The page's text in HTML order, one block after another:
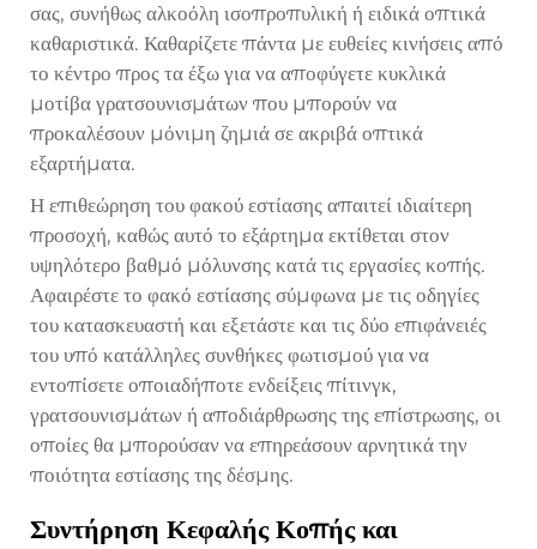
σας, συνήθως αλκοόλη ισοπροπυλική ή ειδικά οπτικά
καθαριστικά. Καθαρίζετε πάντα με ευθείες κινήσεις από
το κέντρο προς τα έξω για να αποφύγετε κυκλικά
μοτίβα γρατσουνισμάτων που μπορούν να
προκαλέσουν μόνιμη ζημιά σε ακριβά οπτικά
εξαρτήματα.
Η επιθεώρηση του φακού εστίασης απαιτεί ιδιαίτερη
προσοχή, καθώς αυτό το εξάρτημα εκτίθεται στον
υψηλότερο βαθμό μόλυνσης κατά τις εργασίες κοπής.
Αφαιρέστε το φακό εστίασης σύμφωνα με τις οδηγίες
του κατασκευαστή και εξετάστε και τις δύο επιφάνειές
του υπό κατάλληλες συνθήκες φωτισμού για να
εντοπίσετε οποιαδήποτε ενδείξεις πίτινγκ,
γρατσουνισμάτων ή αποδιάρθρωσης της επίστρωσης, οι
οποίες θα μπορούσαν να επηρεάσουν αρνητικά την
ποιότητα εστίασης της δέσμης.
Συντήρηση Κεφαλής Κοπής και